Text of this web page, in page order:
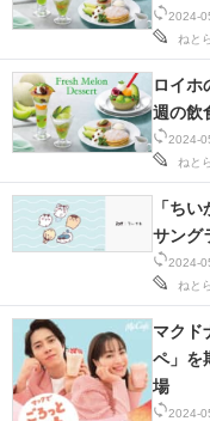
電子設計の基本と応用
建設×テクノロジーの
ちょっと気になるネッ
2024-
ねと
2024-
ねと
ロイホ
週の飲
2024-
ねと
「ち
サング
2024-
マクド
ペ」を
場